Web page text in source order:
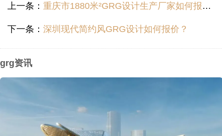
上一条： 重庆市1880米²GRG设计生产厂家如何报价？
下一条： 深圳现代简约风GRG设计如何报价？
grg资讯